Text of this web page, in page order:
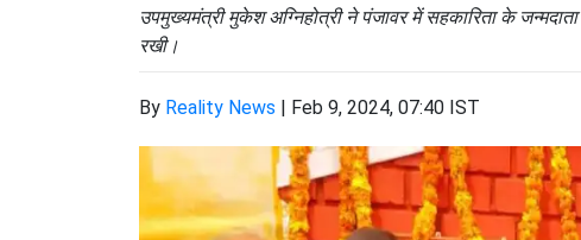
उपमुख्यमंत्री मुकेश अग्निहोत्री ने पंजावर में सहकारिता के
रखी।
By Reality News | Feb 9, 2024, 07:40 IST